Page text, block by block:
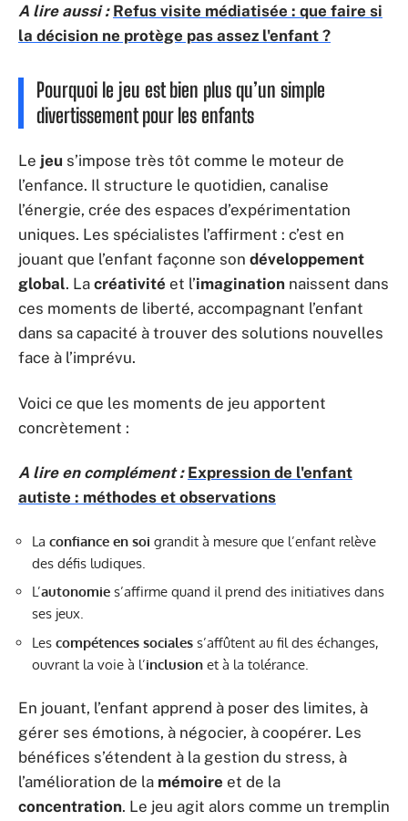
A lire aussi : Refus visite médiatisée : que faire si
la décision ne protège pas assez l'enfant ?
Pourquoi le jeu est bien plus qu’un simple
divertissement pour les enfants
Le jeu s’impose très tôt comme le moteur de
l’enfance. Il structure le quotidien, canalise
l’énergie, crée des espaces d’expérimentation
uniques. Les spécialistes l’affirment : c’est en
jouant que l’enfant façonne son développement
global. La créativité et l’imagination naissent dans
ces moments de liberté, accompagnant l’enfant
dans sa capacité à trouver des solutions nouvelles
face à l’imprévu.
Voici ce que les moments de jeu apportent
concrètement :
A lire en complément : Expression de l'enfant
autiste : méthodes et observations
La confiance en soi grandit à mesure que l’enfant relève
des défis ludiques.
L’autonomie s’affirme quand il prend des initiatives dans
ses jeux.
Les compétences sociales s’affûtent au fil des échanges,
ouvrant la voie à l’inclusion et à la tolérance.
En jouant, l’enfant apprend à poser des limites, à
gérer ses émotions, à négocier, à coopérer. Les
bénéfices s’étendent à la gestion du stress, à
l’amélioration de la mémoire et de la
concentration. Le jeu agit alors comme un tremplin